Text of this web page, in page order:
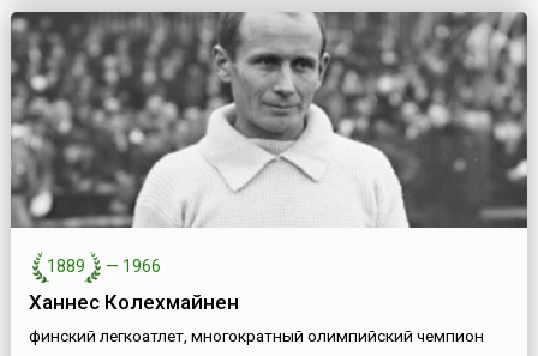
1889 — 1966
Ханнес Колехмайнен
финский легкоатлет, многократный олимпийский чемпион